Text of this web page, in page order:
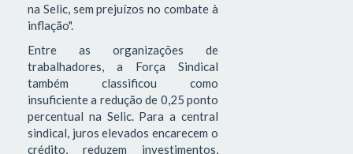
na Selic, sem prejuízos no combate à
inflação".
Entre as organizações de
trabalhadores, a Força Sindical
também classificou como
insuficiente a redução de 0,25 ponto
percentual na Selic. Para a central
sindical, juros elevados encarecem o
crédito, reduzem investimentos,